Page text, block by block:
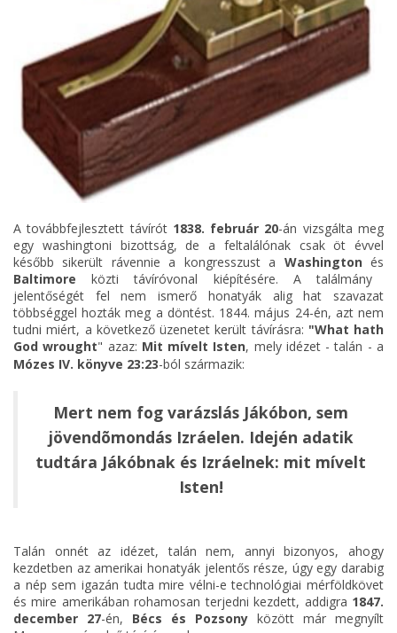
A továbbfejlesztett távírót 1838. február 20-án vizsgálta meg
egy washingtoni bizottság, de a feltalálónak csak öt évvel
később sikerült rávennie a kongresszust a Washington és
Baltimore közti távíróvonal kiépítésére. A találmány
jelentőségét fel nem ismerő honatyák alig hat szavazat
többséggel hozták meg a döntést. 1844. május 24-én, azt nem
tudni miért, a következő üzenetet került távírásra: "What hath
God wrought" azaz: Mit mívelt Isten, mely idézet - talán - a
Mózes IV. könyve 23:23-ból származik:
Mert nem fog varázslás Jákóbon, sem
jövendõmondás Izráelen. Idején adatik
tudtára Jákóbnak és Izráelnek: mit mívelt
Isten!
Talán onnét az idézet, talán nem, annyi bizonyos, ahogy
kezdetben az amerikai honatyák jelentős része, úgy egy darabig
a nép sem igazán tudta mire vélni-e technológiai mérföldkövet
és mire amerikában rohamosan terjedni kezdett, addigra 1847.
december 27-én, Bécs és Pozsony között már megnyílt